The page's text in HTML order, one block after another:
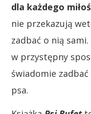
dla każdego
nie przekazują
zadbać o nią sami.
w przystępny
świadomie
psa.